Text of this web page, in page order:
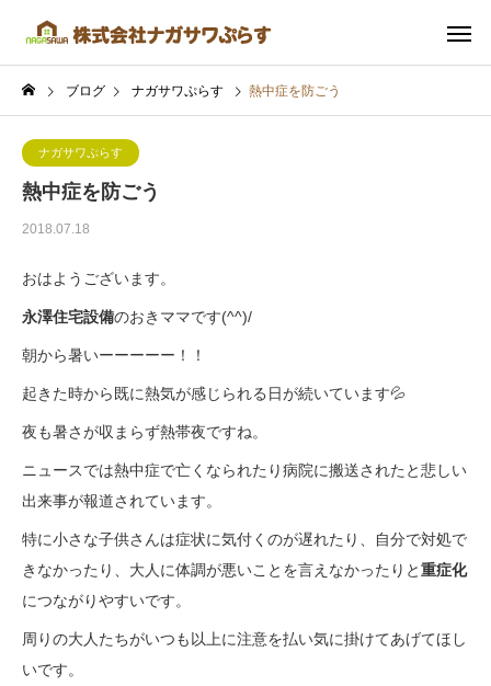
ブログ ナガサワぷらす 熱中症を防ごう
ナガサワぷらす
熱中症を防ごう
2018.07.18
おはようございます。
永澤住宅設備のおきママです(^^)/
朝から暑いーーーーー！！
起きた時から既に熱気が感じられる日が続いています💦
夜も暑さが収まらず熱帯夜ですね。
ニュースでは熱中症で亡くなられたり病院に搬送されたと悲しい
出来事が報道されています。
特に小さな子供さんは症状に気付くのが遅れたり、自分で対処で
きなかったり、大人に体調が悪いことを言えなかったりと重症化
につながりやすいです。
周りの大人たちがいつも以上に注意を払い気に掛けてあげてほし
いです。